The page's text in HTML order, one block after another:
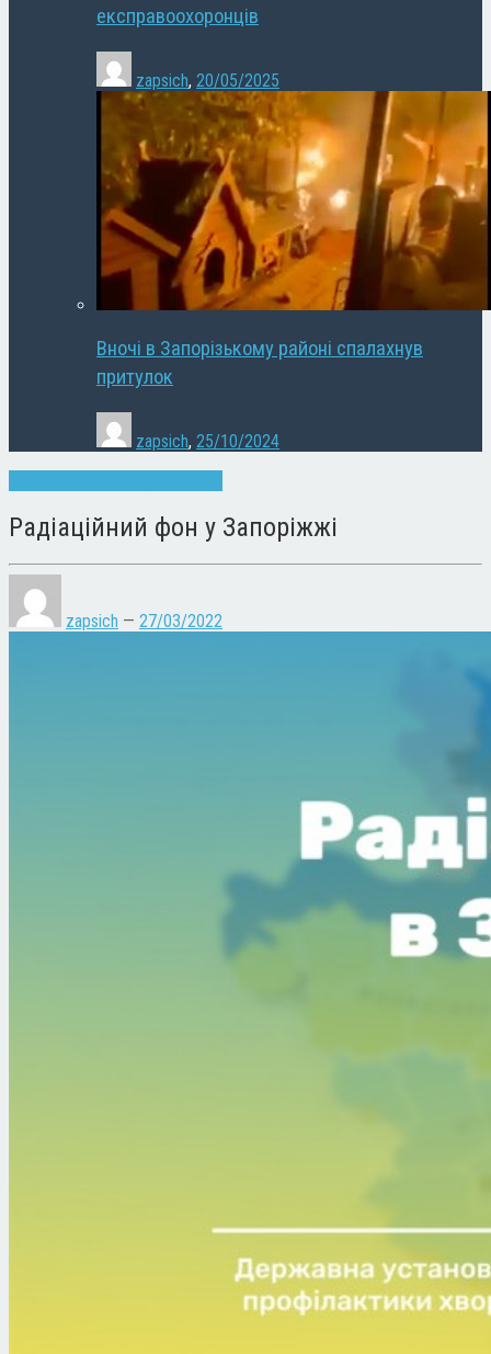
експравоохоронців
zapsich, 20/05/2025
Вночі в Запорізькому районі спалахнув
притулок
zapsich, 25/10/2024
Радіаційний фон у Запоріжжі
zapsich — 27/03/2022